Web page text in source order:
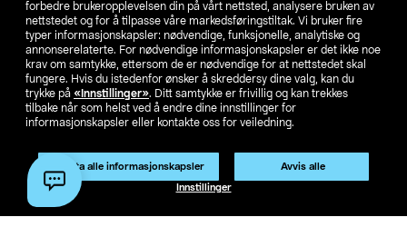
forbedre brukeropplevelsen din på vårt nettsted, analysere bruken av
nettstedet og for å tilpasse våre markedsføringstiltak. Vi bruker fire
typer informasjonskapsler: nødvendige, funksjonelle, analytiske og
annonserelaterte. For nødvendige informasjonskapsler er det ikke noe
krav om samtykke, ettersom de er nødvendige for at nettstedet skal
fungere. Hvis du istedenfor ønsker å skreddersy dine valg, kan du
trykke på «Innstillinger». Ditt samtykke er frivillig og kan trekkes
tilbake når som helst ved å endre dine innstillinger for
informasjonskapsler eller kontakte oss for veiledning.
Godta alle informasjonskapsler Avvis alle
Innstillinger
Legg i handlekurv
Finn din butikk
SE NO FI
Privacy statement Medlemsvilkår